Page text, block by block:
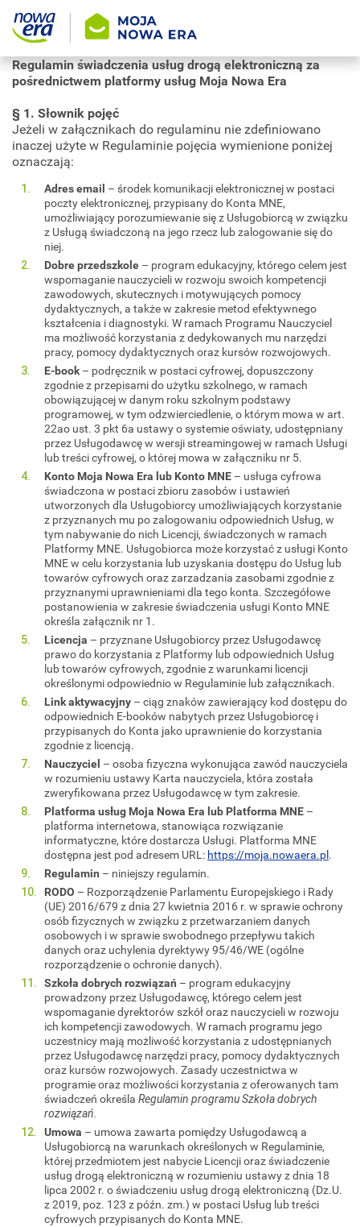
Regulamin świadczenia usług drogą elektroniczną za
pośrednictwem platformy usług Moja Nowa Era
§ 1. Słownik pojęć
Jeżeli w załącznikach do regulaminu nie zdefiniowano
inaczej użyte w Regulaminie pojęcia wymienione poniżej
oznaczają:
Adres email – środek komunikacji elektronicznej w postaci
poczty elektronicznej, przypisany do Konta MNE,
umożliwiający porozumiewanie się z Usługobiorcą w związku
z Usługą świadczoną na jego rzecz lub zalogowanie się do
niej.
Dobre przedszkole – program edukacyjny, którego celem jest
wspomaganie nauczycieli w rozwoju swoich kompetencji
zawodowych, skutecznych i motywujących pomocy
dydaktycznych, a także w zakresie metod efektywnego
kształcenia i diagnostyki. W ramach Programu Nauczyciel
ma możliwość korzystania z dedykowanych mu narzędzi
pracy, pomocy dydaktycznych oraz kursów rozwojowych.
E-book– podręcznik w postaci cyfrowej, dopuszczony
zgodnie z przepisami do użytku szkolnego, w ramach
obowiązującej w danym roku szkolnym podstawy
programowej, w tym odzwierciedlenie, o którym mowa w art.
22ao ust. 3 pkt 6a ustawy o systemie oświaty, udostępniany
przez Usługodawcę w wersji streamingowej w ramach Usługi
lub treści cyfrowej, o której mowa w załączniku nr 5.
Konto Moja Nowa Era lub Konto MNE – usługa cyfrowa
świadczona w postaci zbioru zasobów i ustawień
utworzonych dla Usługobiorcy umożliwiających korzystanie
z przyznanych mu po zalogowaniu odpowiednich Usług, w
tym nabywanie do nich Licencji, świadczonych w ramach
Platformy MNE. Usługobiorca może korzystać z usługi Konto
MNE w celu korzystania lub uzyskania dostępu do Usług lub
towarów cyfrowych oraz zarzadzania zasobami zgodnie z
przyznanymi uprawnieniami dla tego konta. Szczegółowe
postanowienia w zakresie świadczenia usługi Konto MNE
określa załącznik nr 1.
Licencja – przyznane Usługobiorcy przez Usługodawcę
prawo do korzystania z Platformy lub odpowiednich Usług
lub towarów cyfrowych, zgodnie z warunkami licencji
określonymi odpowiednio w Regulaminie lub załącznikach.
Link aktywacyjny – ciąg znaków zawierający kod dostępu do
odpowiednich E-booków nabytych przez Usługobiorcę i
przypisanych do Konta jako uprawnienie do korzystania
zgodnie z licencją.
Nauczyciel – osoba fizyczna wykonująca zawód nauczyciela
w rozumieniu ustawy Karta nauczyciela, która została
zweryfikowana przez Usługodawcę w tym zakresie.
Platforma usług Moja Nowa Era lub Platforma MNE –
platforma internetowa, stanowiąca rozwiązanie
informatyczne, które dostarcza Usługi. Platforma MNE
dostępna jest pod adresem URL: https://moja.nowaera.pl.
Regulamin – niniejszy regulamin.
RODO – Rozporządzenie Parlamentu Europejskiego i Rady
(UE) 2016/679 z dnia 27 kwietnia 2016 r. w sprawie ochrony
osób fizycznych w związku z przetwarzaniem danych
osobowych i w sprawie swobodnego przepływu takich
danych oraz uchylenia dyrektywy 95/46/WE (ogólne
rozporządzenie o ochronie danych).
Szkoła dobrych rozwiązań – program edukacyjny
prowadzony przez Usługodawcę, którego celem jest
wspomaganie dyrektorów szkół oraz nauczycieli w rozwoju
ich kompetencji zawodowych. W ramach programu jego
uczestnicy mają możliwość korzystania z udostępnianych
przez Usługodawcę narzędzi pracy, pomocy dydaktycznych
oraz kursów rozwojowych. Zasady uczestnictwa w
programie oraz możliwości korzystania z oferowanych tam
świadczeń określa Regulamin programu Szkoła dobrych
rozwiązań.
Umowa – umowa zawarta pomiędzy Usługodawcą a
Usługobiorcą na warunkach określonych w Regulaminie,
której przedmiotem jest nabycie Licencji oraz świadczenie
usług drogą elektroniczną w rozumieniu ustawy z dnia 18
lipca 2002 r. o świadczeniu usług drogą elektroniczną (Dz.U.
z 2019, poz. 123 z późn. zm.) w postaci Usług lub treści
cyfrowych przypisanych do Konta MNE.